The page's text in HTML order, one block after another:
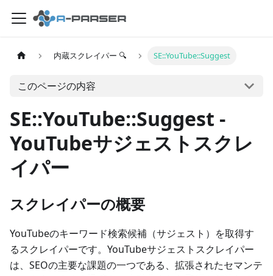
内蔵スクレイパー 🔍 SE::YouTube::Suggest
このページの内容
SE::YouTube::Suggest -
YouTubeサジェストスクレ
イパー
スクレイパーの概要
YouTubeのキーワード検索候補（サジェスト）を取得す
るスクレイパーです。YouTubeサジェストスクレイパー
は、SEOの主要な課題の一つである、拡張されたセマンテ